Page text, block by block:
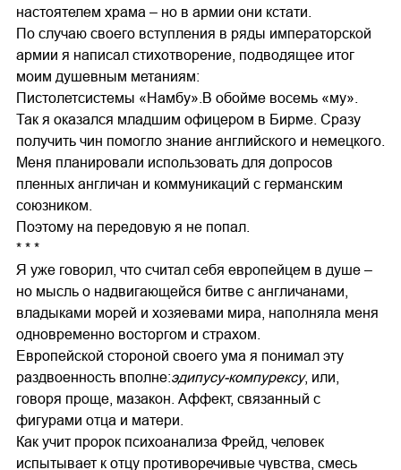
настоятелем храма – но в армии они кстати.
По случаю своего вступления в ряды императорской
армии я написал стихотворение, подводящее итог
моим душевным метаниям:
Пистолетсистемы «Намбу».В обойме восемь «му».
Так я оказался младшим офицером в Бирме. Сразу
получить чин помогло знание английского и немецкого.
Меня планировали использовать для допросов
пленных англичан и коммуникаций с германским
союзником.
Поэтому на передовую я не попал.
* * *
Я уже говорил, что считал себя европейцем в душе –
но мысль о надвигающейся битве с англичанами,
владыками морей и хозяевами мира, наполняла меня
одновременно восторгом и страхом.
Европейской стороной своего ума я понимал эту
раздвоенность вполне:эдипусу-компурексу, или,
говоря проще, мазакон. Аффект, связанный с
фигурами отца и матери.
Как учит пророк психоанализа Фрейд, человек
испытывает к отцу противоречивые чувства, смесь